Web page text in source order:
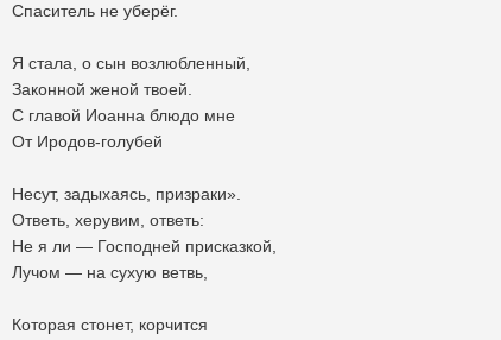
Спаситель не уберëг.
Я стала, о сын возлюбленный,
Законной женой твоей.
С главой Иоанна блюдо мне
От Иродов-голубей
Несут, задыхаясь, призраки».
Ответь, херувим, ответь:
Не я ли — Господней присказкой,
Лучом — на сухую ветвь,
Которая стонет, корчится